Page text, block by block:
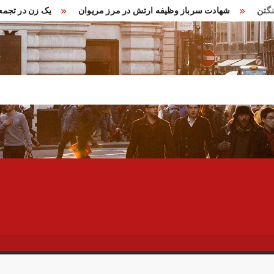
یک شهادت سرباز وظیفه ارتش در مرز مریوان در واشنگتن